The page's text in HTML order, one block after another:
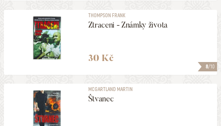
8/10
THOMPSON FRANK
Ztraceni - Známky života
30 Kč
MCGARTLAND MARTIN
Štvanec